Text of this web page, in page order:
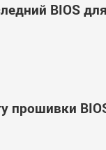
BIOS
прошивки